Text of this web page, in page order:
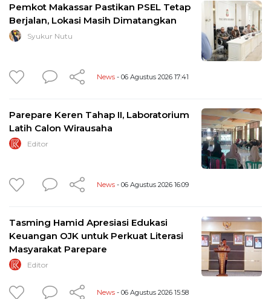
Pemkot Makassar Pastikan PSEL Tetap
Berjalan, Lokasi Masih Dimatangkan
Syukur Nutu
News - 06 Agustus 2026 17:41
Parepare Keren Tahap II, Laboratorium
Latih Calon Wirausaha
Editor
News - 06 Agustus 2026 16:09
Tasming Hamid Apresiasi Edukasi
Keuangan OJK untuk Perkuat Literasi
Masyarakat Parepare
Editor
News - 06 Agustus 2026 15:58